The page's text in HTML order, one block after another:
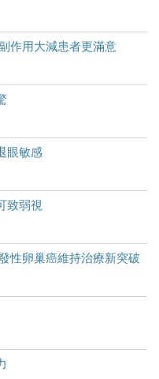
作用大減患者更滿意
眼敏感
致弱視
性卵巢癌維持治療新突破